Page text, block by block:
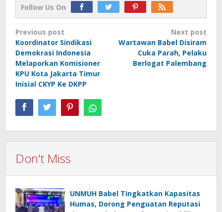
Follow Us On
Post
navigation
Previous post
Koordinator Sindikasi
Demokrasi Indonesia
Melaporkan Komisioner
KPU Kota Jakarta Timur
Inisial CKYP Ke DKPP
Next post
Wartawan Babel Disiram
Cuka Parah, Pelaku
Berlogat Palembang
Don't Miss
UNMUH Babel Tingkatkan Kapasitas
Humas, Dorong Penguatan Reputasi